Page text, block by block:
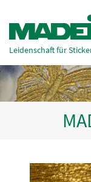
Leidenschaft für